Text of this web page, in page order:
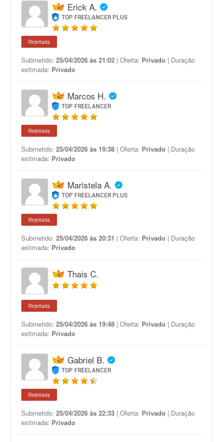
Erick A.
TOP FREELANCER PLUS
Rejeitada
Submetido: 25/04/2026 às 21:02 | Oferta: Privado | Duração
estimada: Privado
Marcos H.
TOP FREELANCER
Rejeitada
Submetido: 25/04/2026 às 19:38 | Oferta: Privado | Duração
estimada: Privado
Maristela A.
TOP FREELANCER PLUS
Rejeitada
Submetido: 25/04/2026 às 20:31 | Oferta: Privado | Duração
estimada: Privado
Thais C.
Rejeitada
Submetido: 25/04/2026 às 19:48 | Oferta: Privado | Duração
estimada: Privado
Gabriel B.
TOP FREELANCER
Rejeitada
Submetido: 25/04/2026 às 22:33 | Oferta: Privado | Duração
estimada: Privado